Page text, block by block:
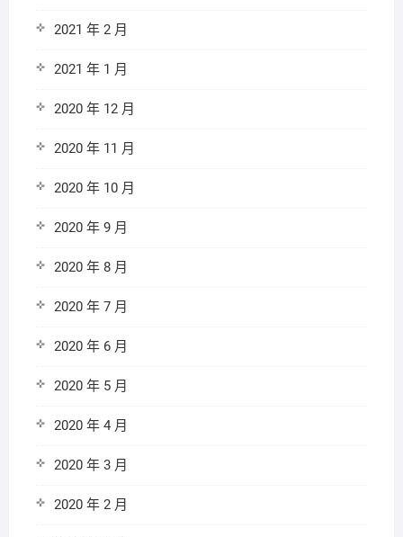
2021 年 2 月
2021 年 1 月
2020 年 12 月
2020 年 11 月
2020 年 10 月
2020 年 9 月
2020 年 8 月
2020 年 7 月
2020 年 6 月
2020 年 5 月
2020 年 4 月
2020 年 3 月
2020 年 2 月